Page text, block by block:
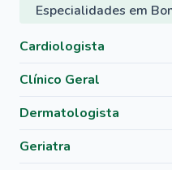
Especialidades em
Cardiologista
Clínico Geral
Dermatologista
Geriatra